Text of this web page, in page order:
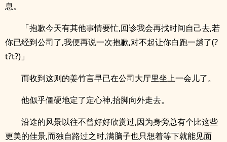
息。
「抱歉今天有其他事情要忙,回诊我会再找时间自己去,若
你已经到公司了,我便再说一次抱歉,对不起让你白跑一趟了(?
t?t?)」
而收到这则的姜竹言早已在公司大厅里坐上一会儿了。
他似乎僵硬地定了定心神,抬脚向外走去。
沿途的风景以往不曾好好欣赏过,因为身旁总有个比这些
更美的佳景,而独自路过之时,满脑子也只想着等下就能见面